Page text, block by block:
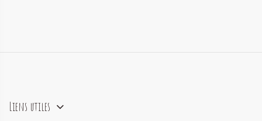
Liens utiles